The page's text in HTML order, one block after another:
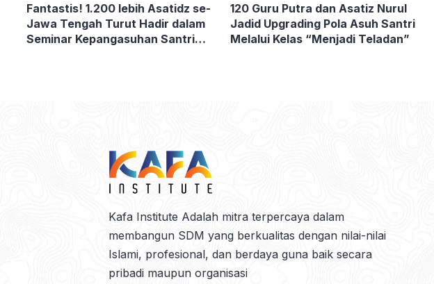
Fantastis! 1.200 lebih Asatidz se-
Jawa Tengah Turut Hadir dalam
Seminar Kepangasuhan Santri
120 Guru Putra dan Asatiz Nurul
Jadid Upgrading Pola Asuh Santri
Melalui Kelas “Menjadi Teladan”
Kafa Institute Adalah mitra terpercaya dalam
membangun SDM yang berkualitas dengan nilai-nilai
Islami, profesional, dan berdaya guna baik secara
pribadi maupun organisasi